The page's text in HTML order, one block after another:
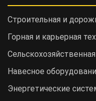
Строительная и
Горная и карьерная
Навесное
Энергетические